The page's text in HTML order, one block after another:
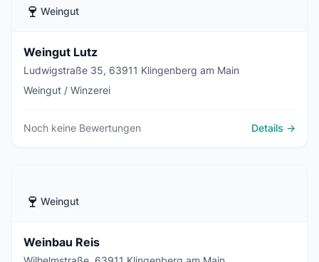
🍷 Weingut
Weingut Lutz
Ludwigstraße 35, 63911 Klingenberg am Main
Weingut / Winzerei
Noch keine Bewertungen Details →
🍷 Weingut
Weinbau Reis